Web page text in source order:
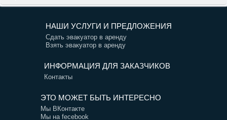
НАШИ УСЛУГИ И ПРЕДЛОЖЕНИЯ
Сдать эвакуатор в аренду
Взять эвакуатор в аренду
ИНФОРМАЦИЯ ДЛЯ ЗАКАЗЧИКОВ
Контакты
ЭТО МОЖЕТ БЫТЬ ИНТЕРЕСНО
Мы ВКонтакте
Мы на fecebook